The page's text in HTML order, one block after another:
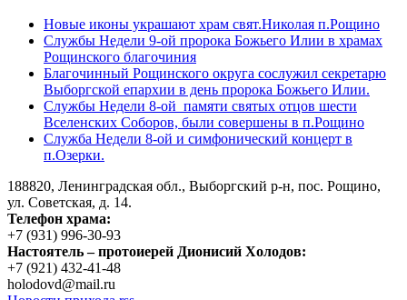
Новые иконы украшают храм свят.Николая п.Рощино
Службы Недели 9-ой пророка Божьего Илии в храмах
Рощинского благочиния
Благочинный Рощинского округа сослужил секретарю
Выборгской епархии в день пророка Божьего Илии.
Службы Недели 8-ой памяти святых отцов шести
Вселенских Соборов, были совершены в п.Рощино
Служба Недели 8-ой и симфонический концерт в
п.Озерки.
188820, Ленинградская обл., Выборгский р-н, пос. Рощино,
ул. Советская, д. 14.
Телефон храма:
+7 (931) 996-30-93
Настоятель – протоиерей Дионисий Холодов:
+7 (921) 432-41-48
holodovd@mail.ru